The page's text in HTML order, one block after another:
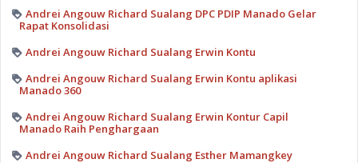
Andrei Angouw Richard Sualang DPC PDIP Manado Gelar
Rapat Konsolidasi
Andrei Angouw Richard Sualang Erwin Kontu
Andrei Angouw Richard Sualang Erwin Kontu aplikasi
Manado 360
Andrei Angouw Richard Sualang Erwin Kontur Capil
Manado Raih Penghargaan
Andrei Angouw Richard Sualang Esther Mamangkey